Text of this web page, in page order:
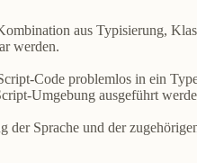
aus Typisierung,
werden.
Code problemlos in ein
Umgebung ausgeführt
Sprache und der